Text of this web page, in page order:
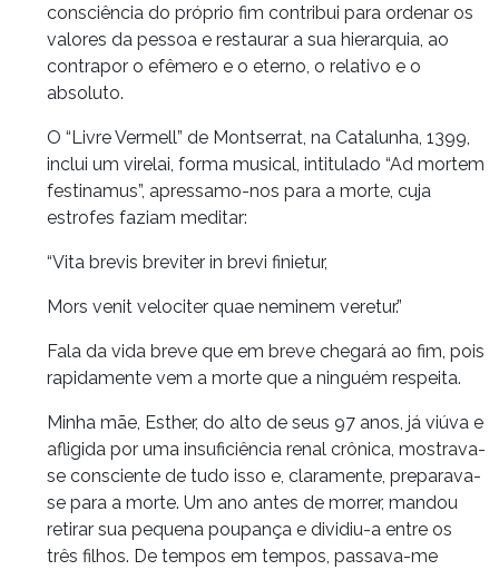
consciência do próprio fim contribui para ordenar os
valores da pessoa e restaurar a sua hierarquia, ao
contrapor o efêmero e o eterno, o relativo e o
absoluto.
O “Livre Vermell” de Montserrat, na Catalunha, 1399,
inclui um virelai, forma musical, intitulado “Ad mortem
festinamus”, apressamo-nos para a morte, cuja
estrofes faziam meditar:
“Vita brevis breviter in brevi finietur,
Mors venit velociter quae neminem veretur.”
Fala da vida breve que em breve chegará ao fim, pois
rapidamente vem a morte que a ninguém respeita.
Minha mãe, Esther, do alto de seus 97 anos, já viúva e
afligida por uma insuficiência renal crônica, mostrava-
se consciente de tudo isso e, claramente, preparava-
se para a morte. Um ano antes de morrer, mandou
retirar sua pequena poupança e dividiu-a entre os
três filhos. De tempos em tempos, passava-me